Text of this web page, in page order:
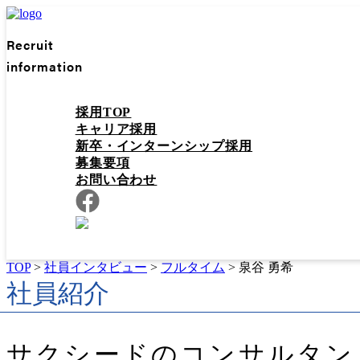
Recruit
information
採用TOP
キャリア採用
新卒・インターンシップ採用
募集要項
お問い合わせ
TOP> 社員インタビュー > フルタイム > 泉谷 勇希
社員紹介